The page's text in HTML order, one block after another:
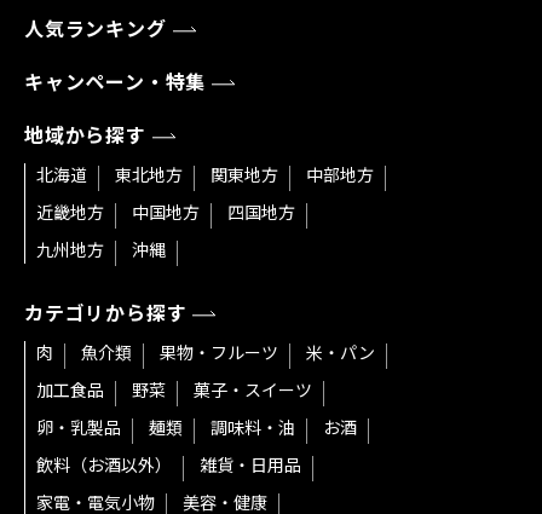
人気ランキング
キャンペーン・特集
地域から探す
北海道 東北地方 関東地方
中部地方
近畿地方
中国地方
四国地方
九州地方
沖縄
カテゴリから探す
肉 魚介類 果物・フルーツ
米・パン
加工食品
野菜
菓子・スイーツ
卵・乳製品
麺類 調味料・油
お酒
飲料（お酒以外）
雑貨・日用品
家電・電気小物
美容・健康